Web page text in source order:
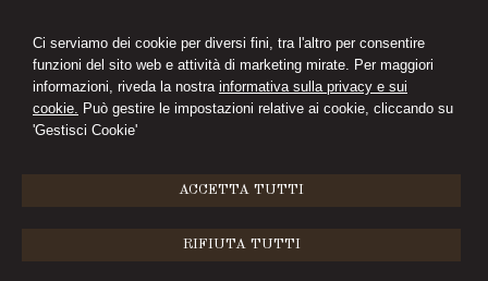
Ci serviamo dei cookie per diversi fini, tra l'altro per consentire
funzioni del sito web e attività di marketing mirate. Per maggiori
informazioni, riveda la nostra informativa sulla privacy e sui
cookie. Può gestire le impostazioni relative ai cookie, cliccando su
'Gestisci Cookie'
ACCETTA TUTTI
RIFIUTA TUTTI
CIMINI&FERRARI
STUDIO LEGALE